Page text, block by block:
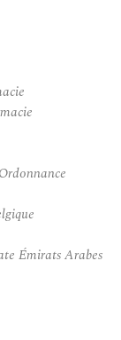
Émirats Arabes